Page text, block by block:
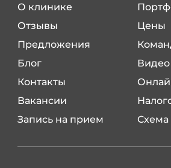
О клинике
Отзывы
Цены
Предложения
Блог
Контакты
Вакансии
Запись на прием
Схема